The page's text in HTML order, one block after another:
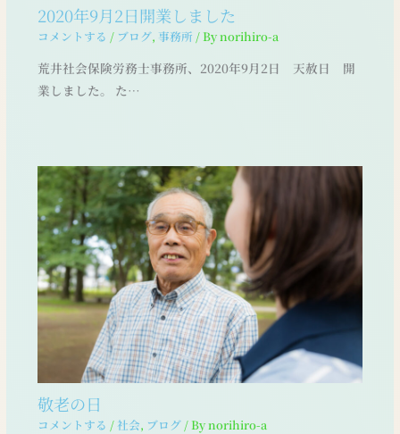
2020年9月2日開業しました
コメントする / ブログ, 事務所 / Bynorihiro-a
荒井社会保険労務士事務所、2020年9月2日 天赦日 開
業しました。 た…
敬老の日
コメントする /社会, ブログ/ Bynorihiro-a